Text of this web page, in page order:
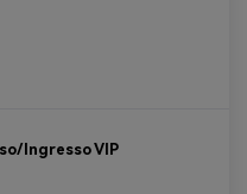
Ingresso VIP